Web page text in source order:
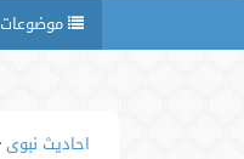
موضوعات
احادیث نبوی